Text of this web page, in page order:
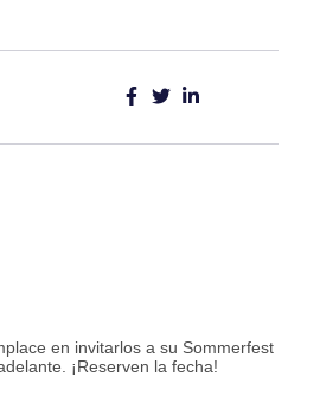
en invitarlos a su Sommerfest
¡Reserven la fecha!